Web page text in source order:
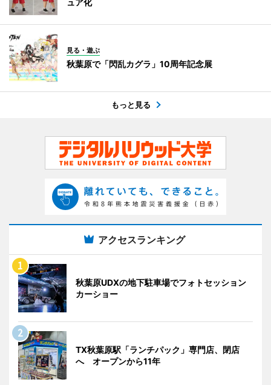
見る・遊ぶ
秋葉原で「閃乱カグラ」10周年記念展
もっと見る
アクセスランキング
秋葉原UDXの地下駐車場でフォトセッション
カーショー
TX秋葉原駅「ランチパック」専門店、閉店
へ オープンから11年